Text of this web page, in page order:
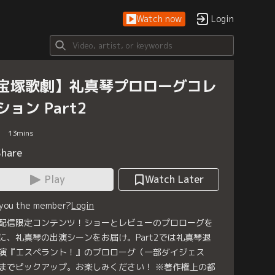
Watch now Login
塚歌劇】礼真琴プロローグコレ
ョン Part2
13mins
Play
Watch Later
the member?Login
信限定コンテンツ！ショーとレビューのプロローグを
、礼真琴の出演シーンをお届け。Part2では礼真琴退
『エスペラント！』のプロローグ（一部ダイジェス
でピックアップ。お楽しみください！ ※著作権上の都